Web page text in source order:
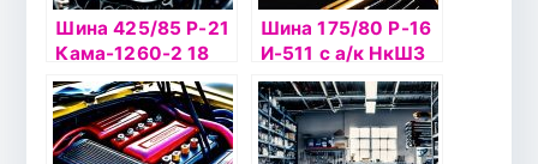
Шина 425/85 Р-21
Кама-1260-2 18
н.с. б/к
Шина 175/80 Р-16
И-511 с а/к НкШЗ
шип